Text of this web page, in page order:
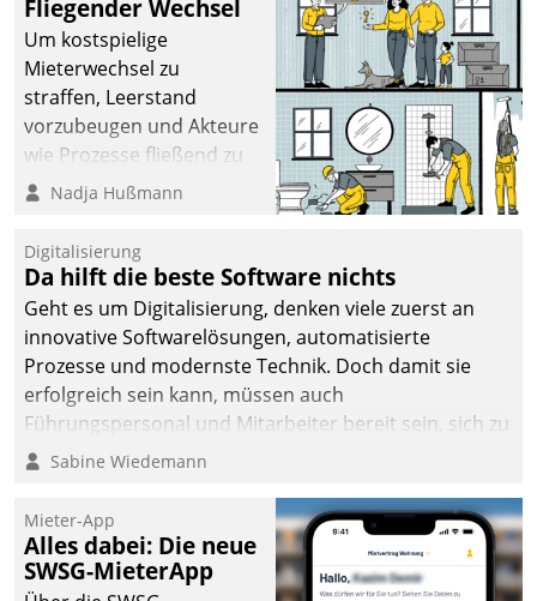
Wohnungsbau- und
Immobilien GmbH hat
sich dabei für den Betrieb
der Lösung über die SAP
Cloud Platform
entschieden - als erstes
Unternehmen am
Fliegender Wechsel
Um kostspielige
Mieterwechsel zu
straffen, Leerstand
vorzubeugen und Akteure
wie Prozesse fließend zu
vernetzen, nutzt die
Jahresbeginn eine
Überblick, Einsicht und
Eingriff bietende Lösung.
Zur Entwicklung setzte
man auf
Cloudtechnologie,
bewährte und Startup-
agile Projektmethoden.
Nadja Hußmann
Digitalisierung
Da hilft die beste Software nichts
Geht es um Digitalisierung, denken viele zuerst an
innovative Softwarelösungen, automatisierte
Prozesse und modernste Technik. Doch damit sie
erfolgreich sein kann, müssen auch
Führungspersonal und Mitarbeiter bereit sein, sich zu
verändern und anzupassen, sonst werden sie an ihr
Sabine Wiedemann
Mieter-App
Alles dabei: Die neue
SWSG-MieterApp